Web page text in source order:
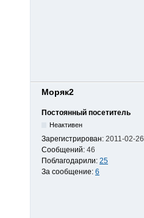
Моряк2
Постоянный посетитель
Неактивен
Зарегистрирован: 2011-02-26
Сообщений: 46
Поблагодарили: 25
За сообщение: 6